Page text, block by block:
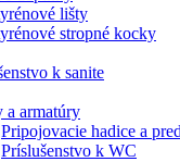
lišty
stropné kocky
k sanite
a armatúry
Pripojovacie hadice a
Príslušenstvo k WC